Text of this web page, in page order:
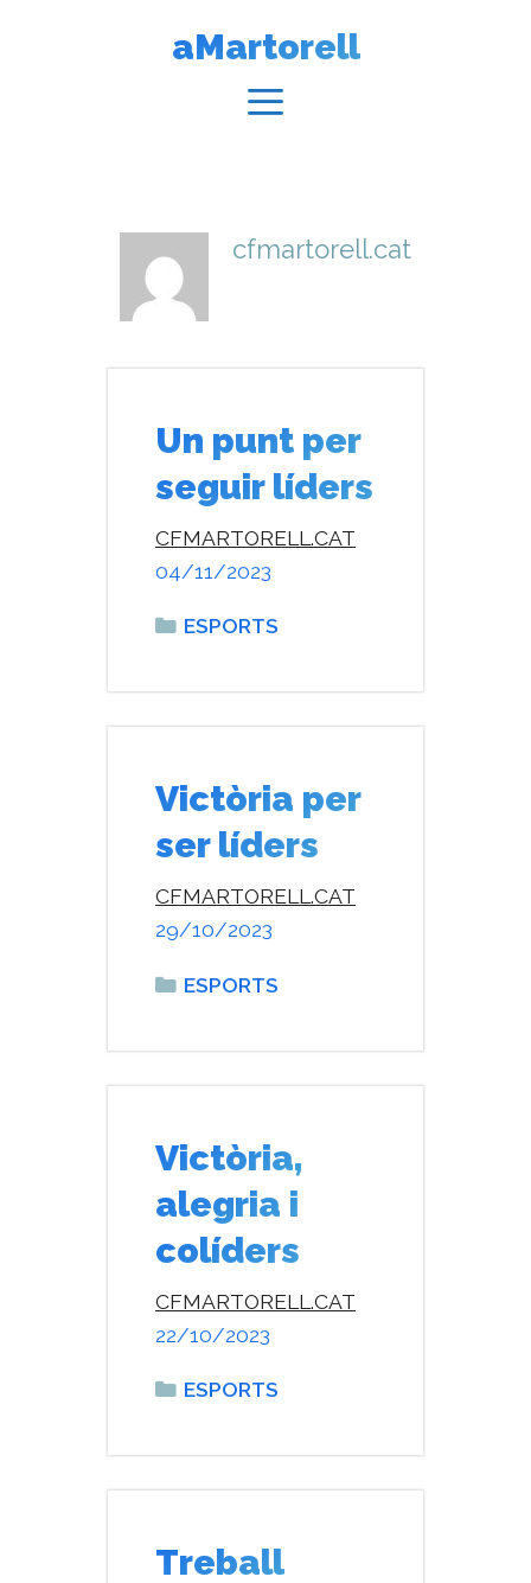
aMartorell
cfmartorell.cat
Un punt per
seguir líders
04/11/2023
CFMARTORELL.CAT
Categories
ESPORTS
Victòria per
ser líders
29/10/2023
CFMARTORELL.CAT
Categories
ESPORTS
Victòria,
alegria i
colíders
22/10/2023
CFMARTORELL.CAT
Categories
ESPORTS
Treball